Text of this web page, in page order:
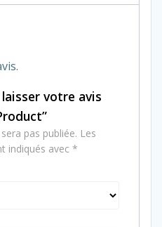
votre avis
pas publiée. Les
indiqués avec *